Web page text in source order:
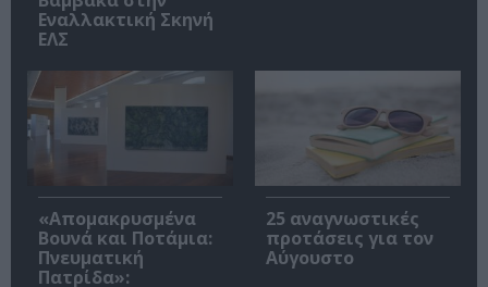
Εναλλακτική Σκηνή
ΕΛΣ
«Απομακρυσμένα
Βουνά και Ποτάμια:
Πνευματική
Πατρίδα»:
25 αναγνωστικές
προτάσεις για τον
Αύγουστο